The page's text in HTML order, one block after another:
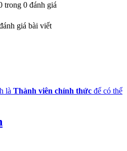
trong 0 đánh giá
giá bài viết
là Thành viên chính thức để có thể